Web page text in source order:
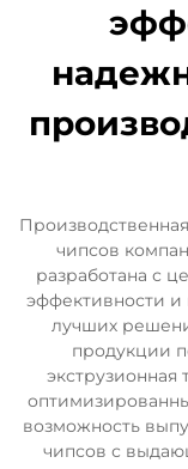
чипсов
разработана с
эффективности и
лучших
продукции
экструзионная
возможность
чипсов с